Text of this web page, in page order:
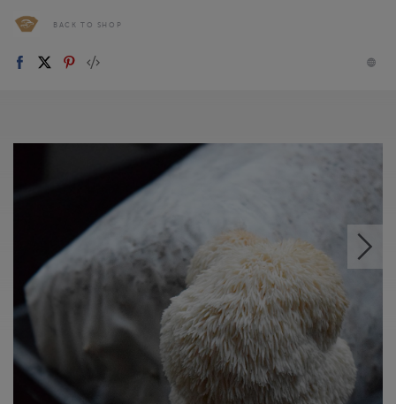
BACK TO SHOP